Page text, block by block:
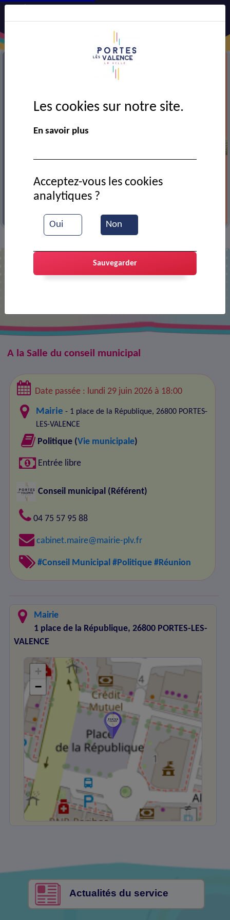
Réunion du Conseil municipal du 05-06-2026
A la Salle du conseil municipal
Date passée : lundi 29 juin 2026 à 18:00
Mairie - 1 place de la République, 26800 PORTES-
LES-VALENCE
Politique (Vie municipale)
Entrée libre
Conseil municipal (Référent)
04 75 57 95 88
cabinet.maire@mairie-plv.fr
#Conseil Municipal #Politique #Réunion
Mairie
1 place de la République, 26800 PORTES-LES-
VALENCE
+
−
Actualités du service
Les cookies sur notre site.
En savoir plus
Oui Non
Acceptez-vous les cookies
analytiques ?
Sauvegarder